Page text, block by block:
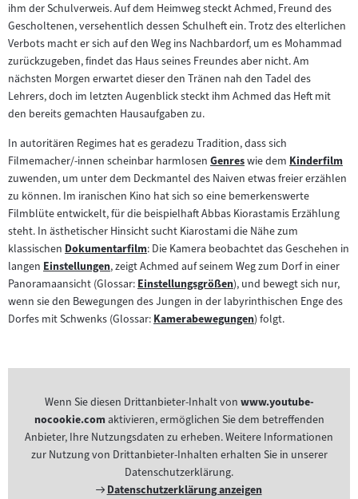
ihm der Schulverweis. Auf dem Heimweg steckt Achmed, Freund des
Gescholtenen, versehentlich dessen Schulheft ein. Trotz des elterlichen
Verbots macht er sich auf den Weg ins Nachbardorf, um es Mohammad
zurückzugeben, findet das Haus seines Freundes aber nicht. Am
nächsten Morgen erwartet dieser den Tränen nah den Tadel des
Lehrers, doch im letzten Augenblick steckt ihm Achmed das Heft mit
den bereits gemachten Hausaufgaben zu.
In autoritären Regimes hat es geradezu Tradition, dass sich
Filmemacher/-innen scheinbar harmlosen Zum
Inhalt:
Genreswie dem Zum
Inhalt:
Kinderfilm
zuwenden, um unter dem Deckmantel des Naiven etwas freier erzählen
zu können. Im iranischen Kino hat sich so eine bemerkenswerte
Filmblüte entwickelt, für die beispielhaft Abbas Kiorastamis Erzählung
steht. In ästhetischer Hinsicht sucht Kiarostami die Nähe zum
klassischen Zum
Inhalt:
Dokumentarfilm: Die Kamera beobachtet das Geschehen in
langen Zum
Inhalt:
Einstellungen, zeigt Achmed auf seinem Weg zum Dorf in einer
Panoramaansicht (Glossar:Zum
Inhalt:
Einstellungsgrößen), und bewegt sich nur,
wenn sie den Bewegungen des Jungen in der labyrinthischen Enge des
Dorfes mit Schwenks (Glossar:Zum
Kamerabewegungen) folgt.
Wenn Sie diesen Drittanbieter-Inhalt von www.youtube-
nocookie.comaktivieren, ermöglichen Sie dem betreffenden
Anbieter, Ihre Nutzungsdaten zu erheben. Weitere Informationen
zur Nutzung von Drittanbieter-Inhalten erhalten Sie in unserer
Datenschutzerklärung.
Externer
Datenschutzerklärung anzeigen